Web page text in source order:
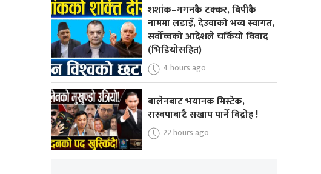
शशांक–गगनकै टक्कर, बिपीकै
नाममा लडाइँ, देउवाको भव्य स्वागत,
सर्वोच्चको आदेशले चर्कियो विवाद
(भिडियोसहित)
4 hours ago
बालेनबाट भयानक मिस्टेक,
रास्वपाबाटै सखाप पार्ने विद्रोह !
22 hours ago